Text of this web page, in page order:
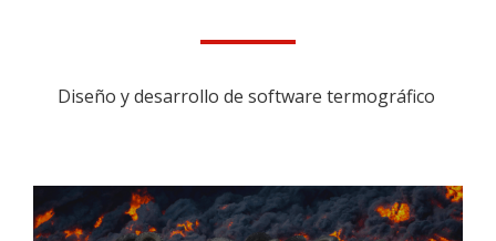
Diseño y desarrollo de software termográfico